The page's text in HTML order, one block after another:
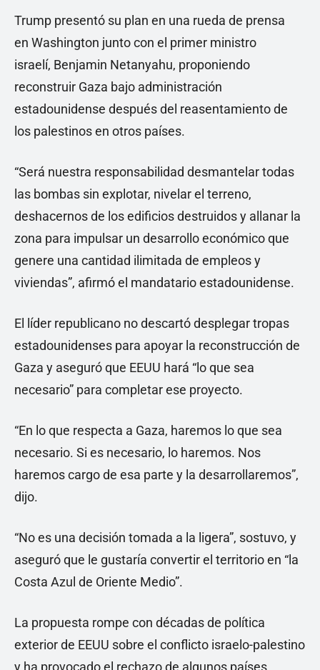
Trump presentó su plan en una rueda de prensa
en Washington junto con el primer ministro
israelí, Benjamin Netanyahu, proponiendo
reconstruir Gaza bajo administración
estadounidense después del reasentamiento de
los palestinos en otros países.
“Será nuestra responsabilidad desmantelar todas
las bombas sin explotar, nivelar el terreno,
deshacernos de los edificios destruidos y allanar la
zona para impulsar un desarrollo económico que
genere una cantidad ilimitada de empleos y
viviendas”, afirmó el mandatario estadounidense.
El líder republicano no descartó desplegar tropas
estadounidenses para apoyar la reconstrucción de
Gaza y aseguró que EEUU hará “lo que sea
necesario” para completar ese proyecto.
“En lo que respecta a Gaza, haremos lo que sea
necesario. Si es necesario, lo haremos. Nos
haremos cargo de esa parte y la desarrollaremos”,
dijo.
“No es una decisión tomada a la ligera”, sostuvo, y
aseguró que le gustaría convertir el territorio en “la
Costa Azul de Oriente Medio”.
La propuesta rompe con décadas de política
exterior de EEUU sobre el conflicto israelo-palestino